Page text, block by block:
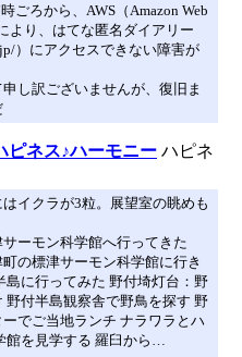
ごろから、AWS（Amazon Web
より、はてな匿名ダイアリー
）にアクセスできない障害が
し訳ございませんが、復旧ま
ピネス♪ハーモニー ハピネ
イクラが3粒。展望室の眺めも
ーモン科学館へ行ってきた
の標津サーモン科学館に行き
島に行ってみた 野付埼灯台：野
野付半島観察舎で野鳥を探す 野
でご当地ランチ ナラワラとハ
館を見学する 羅臼から…